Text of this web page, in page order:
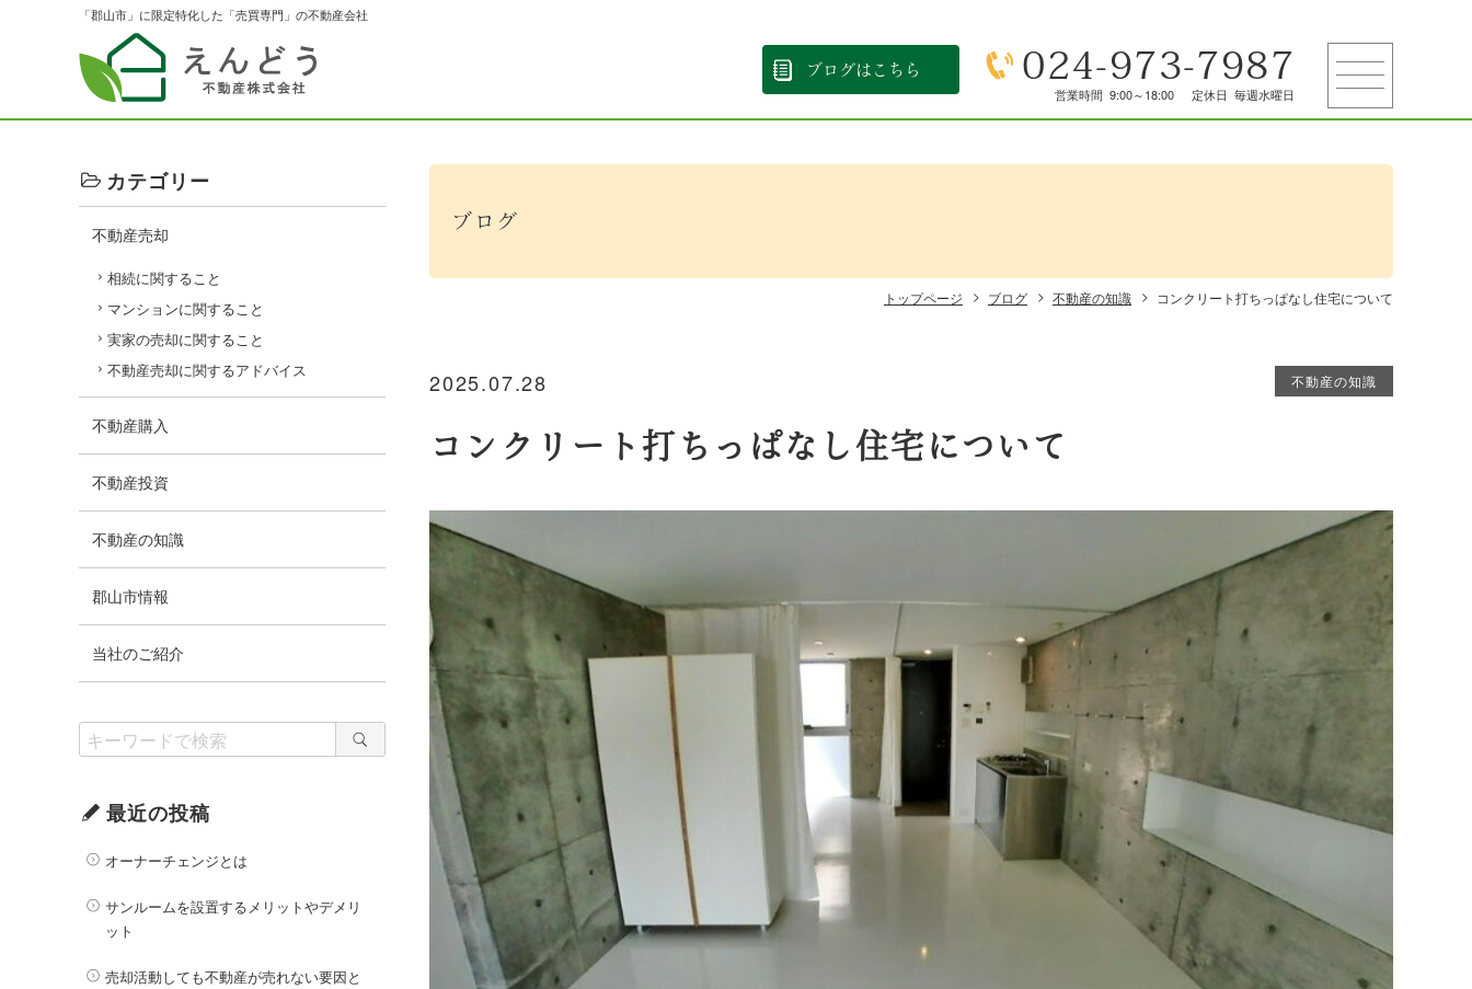
「郡山市」に限定特化した「売買専門」の不動産会社
ブログはこちら 024-973-7987
営業時間 9:00～18:00 定休日 毎週水曜日
ブログ
トップページ ブログ 不動産の知識 コンクリート打ちっぱなし住宅について
2025.07.28 不動産の知識
コンクリート打ちっぱなし住宅について
カテゴリー
不動産売却
相続に関すること
マンションに関すること
実家の売却に関すること
不動産売却に関するアドバイス
不動産購入
不動産投資
不動産の知識
郡山市情報
当社のご紹介
最近の投稿
オーナーチェンジとは
サンルームを設置するメリットやデメリ
ット
売却活動しても不動産が売れない要因と